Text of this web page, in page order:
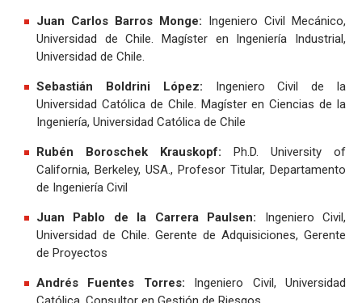
Juan Carlos Barros Monge: Ingeniero Civil Mecánico,
Universidad de Chile. Magíster en Ingeniería Industrial,
Universidad de Chile.
Sebastián Boldrini López: Ingeniero Civil de la
Universidad Católica de Chile. Magíster en Ciencias de la
Ingeniería, Universidad Católica de Chile
Rubén Boroschek Krauskopf: Ph.D. University of
California, Berkeley, USA., Profesor Titular, Departamento
de Ingeniería Civil
Juan Pablo de la Carrera Paulsen: Ingeniero Civil,
Universidad de Chile. Gerente de Adquisiciones, Gerente
de Proyectos
Andrés Fuentes Torres: Ingeniero Civil, Universidad